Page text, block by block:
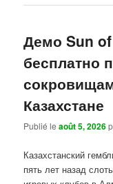
Демо Sun
бесплатно
Казахстане
Publié leaoût 5, 2026
Казахстанский
пять лет назад